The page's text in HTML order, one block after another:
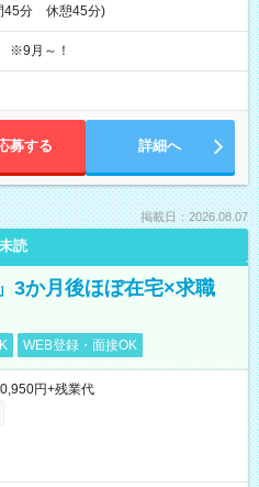
45分 休憩45分)
※9月～！
募する 詳細へ
掲載日：2026.08.07
未読
3か月後ほぼ在宅×求職
WEB登録・面接OK
円+残業代